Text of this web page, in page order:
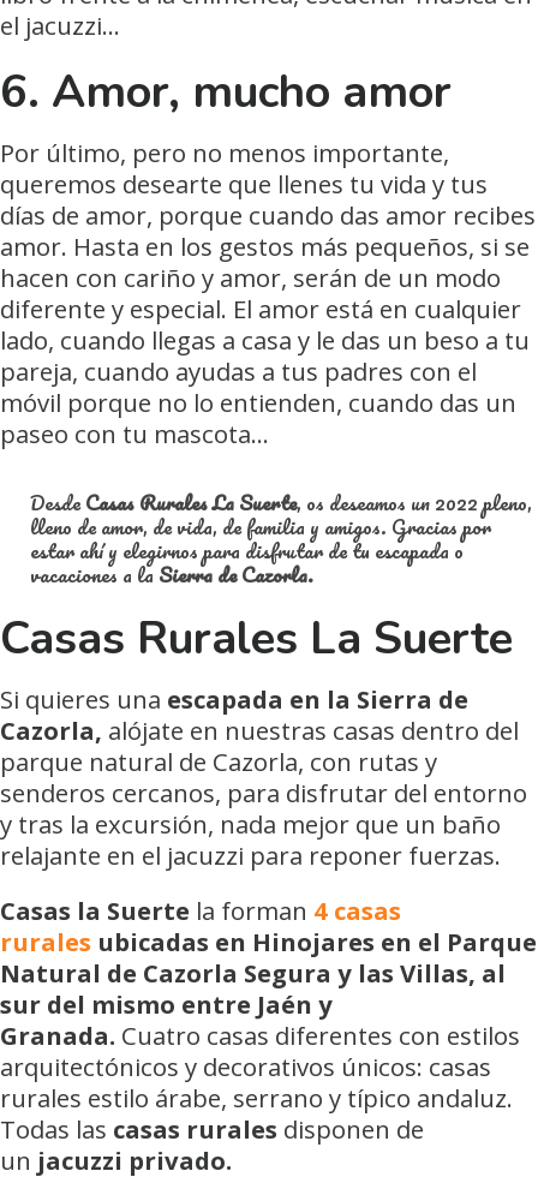
el jacuzzi…
6. Amor, mucho amor
Por último, pero no menos importante,
queremos desearte que llenes tu vida y tus
días de amor, porque cuando das amor recibes
amor. Hasta en los gestos más pequeños, si se
hacen con cariño y amor, serán de un modo
diferente y especial. El amor está en cualquier
lado, cuando llegas a casa y le das un beso a tu
pareja, cuando ayudas a tus padres con el
móvil porque no lo entienden, cuando das un
paseo con tu mascota…
DesdeCasas Rurales La Suerte, os deseamos un 2022 pleno,
lleno de amor, de vida, de familia y amigos. Gracias por
estar ahí y elegirnos para disfrutar de tu escapada o
vacaciones a laSierra de Cazorla.
Casas Rurales La Suerte
Si quieres una escapada en la Sierra de
Cazorla, alójate en nuestras casas dentro del
parque natural de Cazorla, con rutas y
senderos cercanos, para disfrutar del entorno
y tras la excursión, nada mejor que un baño
relajante en el jacuzzi para reponer fuerzas.
Casas la Suerte la forman 4 casas
rurales ubicadas en Hinojares en el Parque
Natural de Cazorla Segura y las Villas, al
sur del mismo entre Jaén y
Granada. Cuatro casas diferentes con estilos
arquitectónicos y decorativos únicos: casas
rurales estilo árabe, serrano y típico andaluz.
Todas las casas rurales disponen de
un jacuzzi privado.